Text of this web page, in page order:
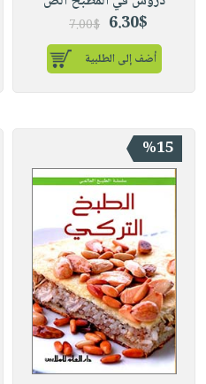
6.30$
7.00$
أضف إلى الطلبية
%15